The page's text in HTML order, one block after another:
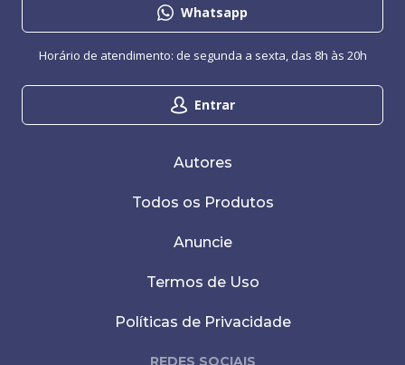
Whatsapp
Entrar
Horário de atendimento: de segunda a sexta, das 8h às 20h
Autores
Todos os Produtos
Anuncie
Termos de Uso
Políticas de Privacidade
REDES SOCIAIS